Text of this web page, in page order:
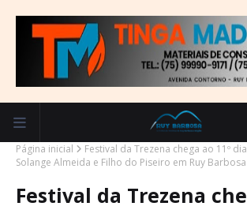
Página inicial
Festival da Trezena chega ao 11º
Solange Almeida e Filho do Piseiro em Ruy Barbosa
Festival da Trezena